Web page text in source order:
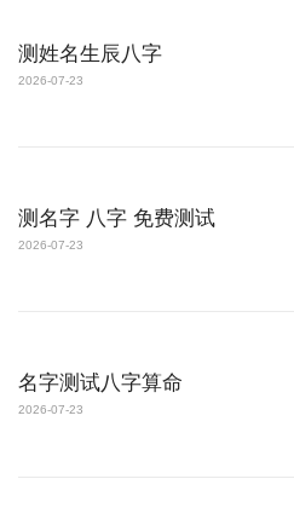
测姓名生辰八字
2026-07-23
测名字 八字 免费测试
2026-07-23
名字测试八字算命
2026-07-23